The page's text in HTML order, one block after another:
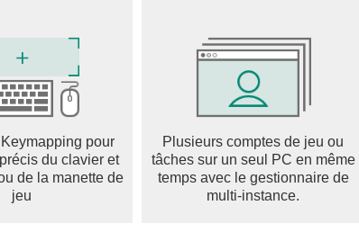
pour
du clavier et
de la manette de
jeu
Plusieurs comptes de jeu ou
tâches sur un seul PC en même
temps avec le gestionnaire de
multi-instance.